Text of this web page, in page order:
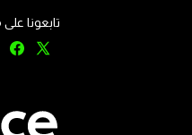
تابعونا